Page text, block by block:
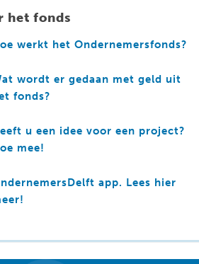
het fonds
werkt het Ondernemersfonds?
wordt er gedaan met geld uit
fonds?
u een idee voor een project?
mee!
app. Lees hier